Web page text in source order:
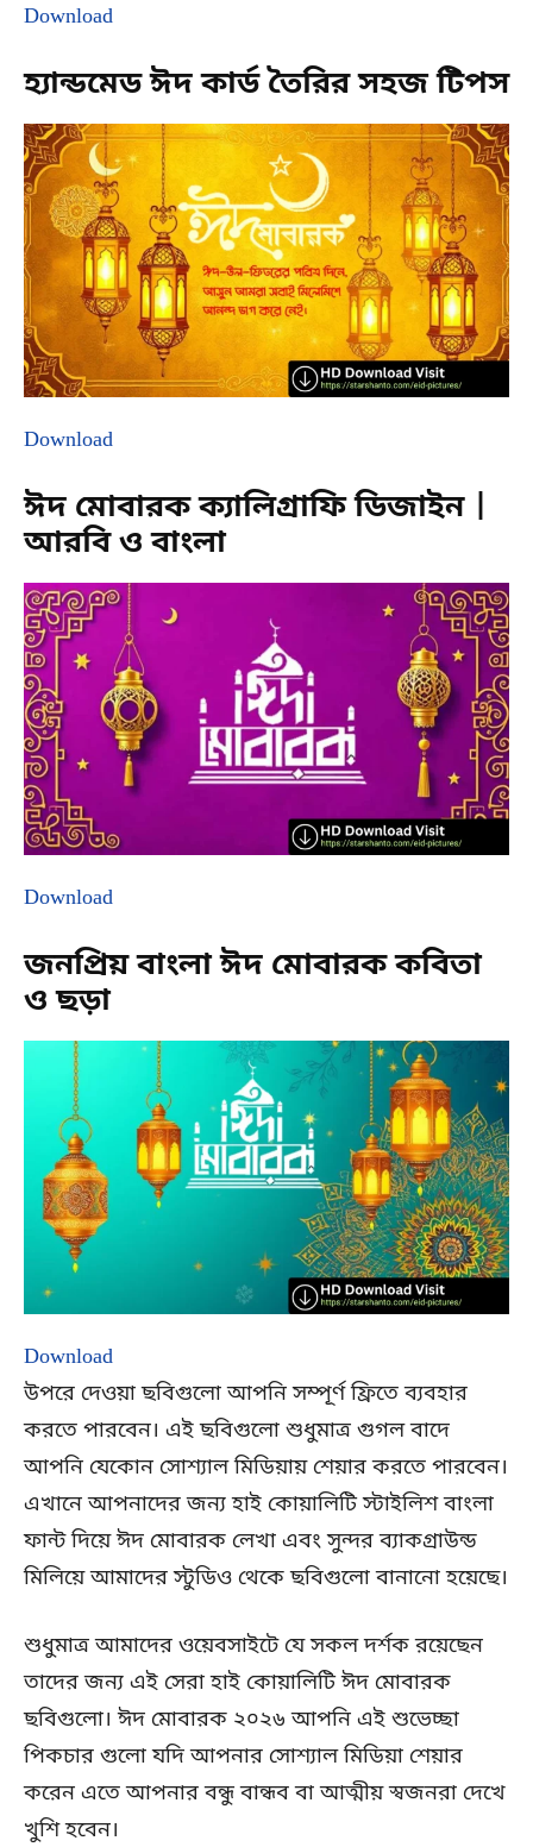
Download
হ্যান্ডমেড ঈদ কার্ড তৈরির সহজ টিপস
Download
ঈদ মোবারক ক্যালিগ্রাফি ডিজাইন |
আরবি ও বাংলা
Download
জনপ্রিয় বাংলা ঈদ মোবারক কবিতা
ও ছড়া
Download
উপরে দেওয়া ছবিগুলো আপনি সম্পূর্ণ ফ্রিতে ব্যবহার
করতে পারবেন। এই ছবিগুলো শুধুমাত্র গুগল বাদে
আপনি যেকোন সোশ্যাল মিডিয়ায় শেয়ার করতে পারবেন।
এখানে আপনাদের জন্য হাই কোয়ালিটি স্টাইলিশ বাংলা
ফান্ট দিয়ে ঈদ মোবারক লেখা এবং সুন্দর ব্যাকগ্রাউন্ড
মিলিয়ে আমাদের স্টুডিও থেকে ছবিগুলো বানানো হয়েছে।
শুধুমাত্র আমাদের ওয়েবসাইটে যে সকল দর্শক রয়েছেন
তাদের জন্য এই সেরা হাই কোয়ালিটি ঈদ মোবারক
ছবিগুলো। ঈদ মোবারক ২০২৬ আপনি এই শুভেচ্ছা
পিকচার গুলো যদি আপনার সোশ্যাল মিডিয়া শেয়ার
করেন এতে আপনার বন্ধু বান্ধব বা আত্মীয় স্বজনরা দেখে
খুশি হবেন।